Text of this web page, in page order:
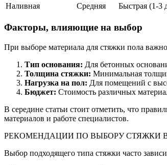
Наливная
Средняя Быстрая (1-3
Факторы, влияющие на выбор
При выборе материала для стяжки пола
Тип основания: Для бетонных
Толщина стяжки: Минимальная
Нагрузка на пол: Для помещений с
Бюджет: Стоимость различных
В середине статьи стоит отметить, что
материалов и работе специалистов.
РЕКОМЕНДАЦИИ ПО ВЫБОРУ СТЯЖКИ
Выбор подходящего типа стяжки часто